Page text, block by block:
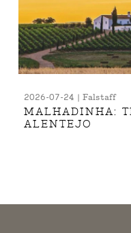
2026-07-24 | Falstaff
MALHADINHA:
ALENTEJO